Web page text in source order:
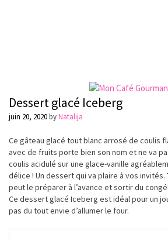
Dessert glacé Iceberg
juin 20, 2020byNatalija
Ce gâteau glacé tout blanc arrosé de coulis
avec de fruits porte bien son nom et ne va
coulis acidulé sur une glace-vanille
délice ! Un dessert qui va plaire à vos invités.
peut le préparer à l’avance et sortir du
Ce dessert glacé Iceberg estidéalpour un
pas du tout envie d’allumer le four.